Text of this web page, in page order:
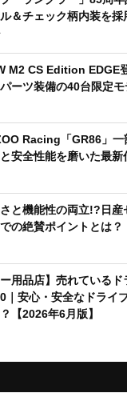
＆チェック柄内装を
M2 CS Edition
ーツ装備の40台限定モ
Racing「GR86」
安全性能を磨いた最新
と機能性の両立!?日産
の絶賛ポイントとは？
ー用品店】売れている
｜安心・安全なドライ
【2026年6月版】